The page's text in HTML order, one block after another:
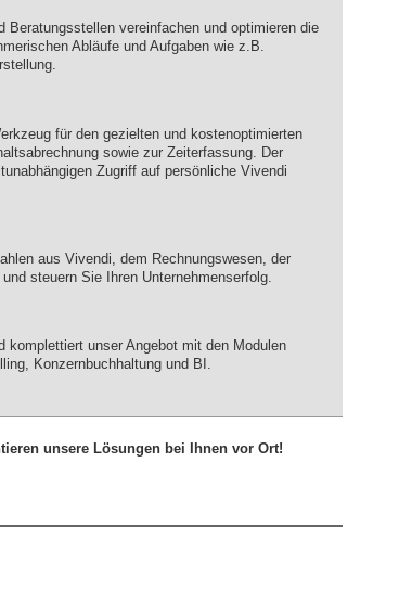
vereinfachen und optimieren die
Abläufe und Aufgaben wie z.B.
für den gezielten und kostenoptimierten
sowie zur Zeiterfassung. Der
Zugriff auf persönliche Vivendi
aus Vivendi, dem Rechnungswesen, der
steuern Sie Ihren Unternehmenserfolg.
komplettiert unser Angebot mit den Modulen
Konzernbuchhaltung und BI.
unsere Lösungen bei Ihnen vor Ort!